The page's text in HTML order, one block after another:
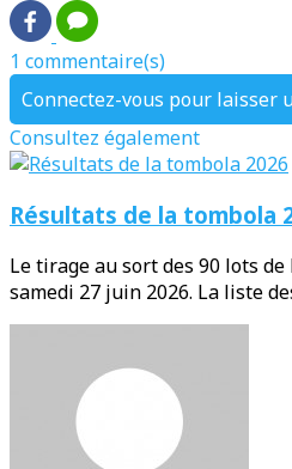
1 commentaire(s)
Connectez-vous pour laisser
Consultez également
Résultats de la tombola
Le tirage au sort des 90 lots
samedi 27 juin 2026. La liste